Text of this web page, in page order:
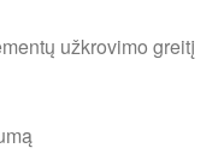
užkrovimo greitį